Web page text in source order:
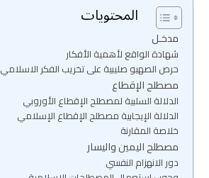
المحتويات
مدخـل
شهادة الواقع لأهمية الأفكار
حرص الصهيو صليبية على تخريب الفكر الاسلامي
مصطلح الإقطاع
الدلالة السلبية لمصطلح الإقطاع الأوروبي
الدلالة الإيجابية مصطلح الإقطاع الإسلامي
خلاصة المقارنة
مصطلح اليمين واليسار
دور الانهزام النفسي